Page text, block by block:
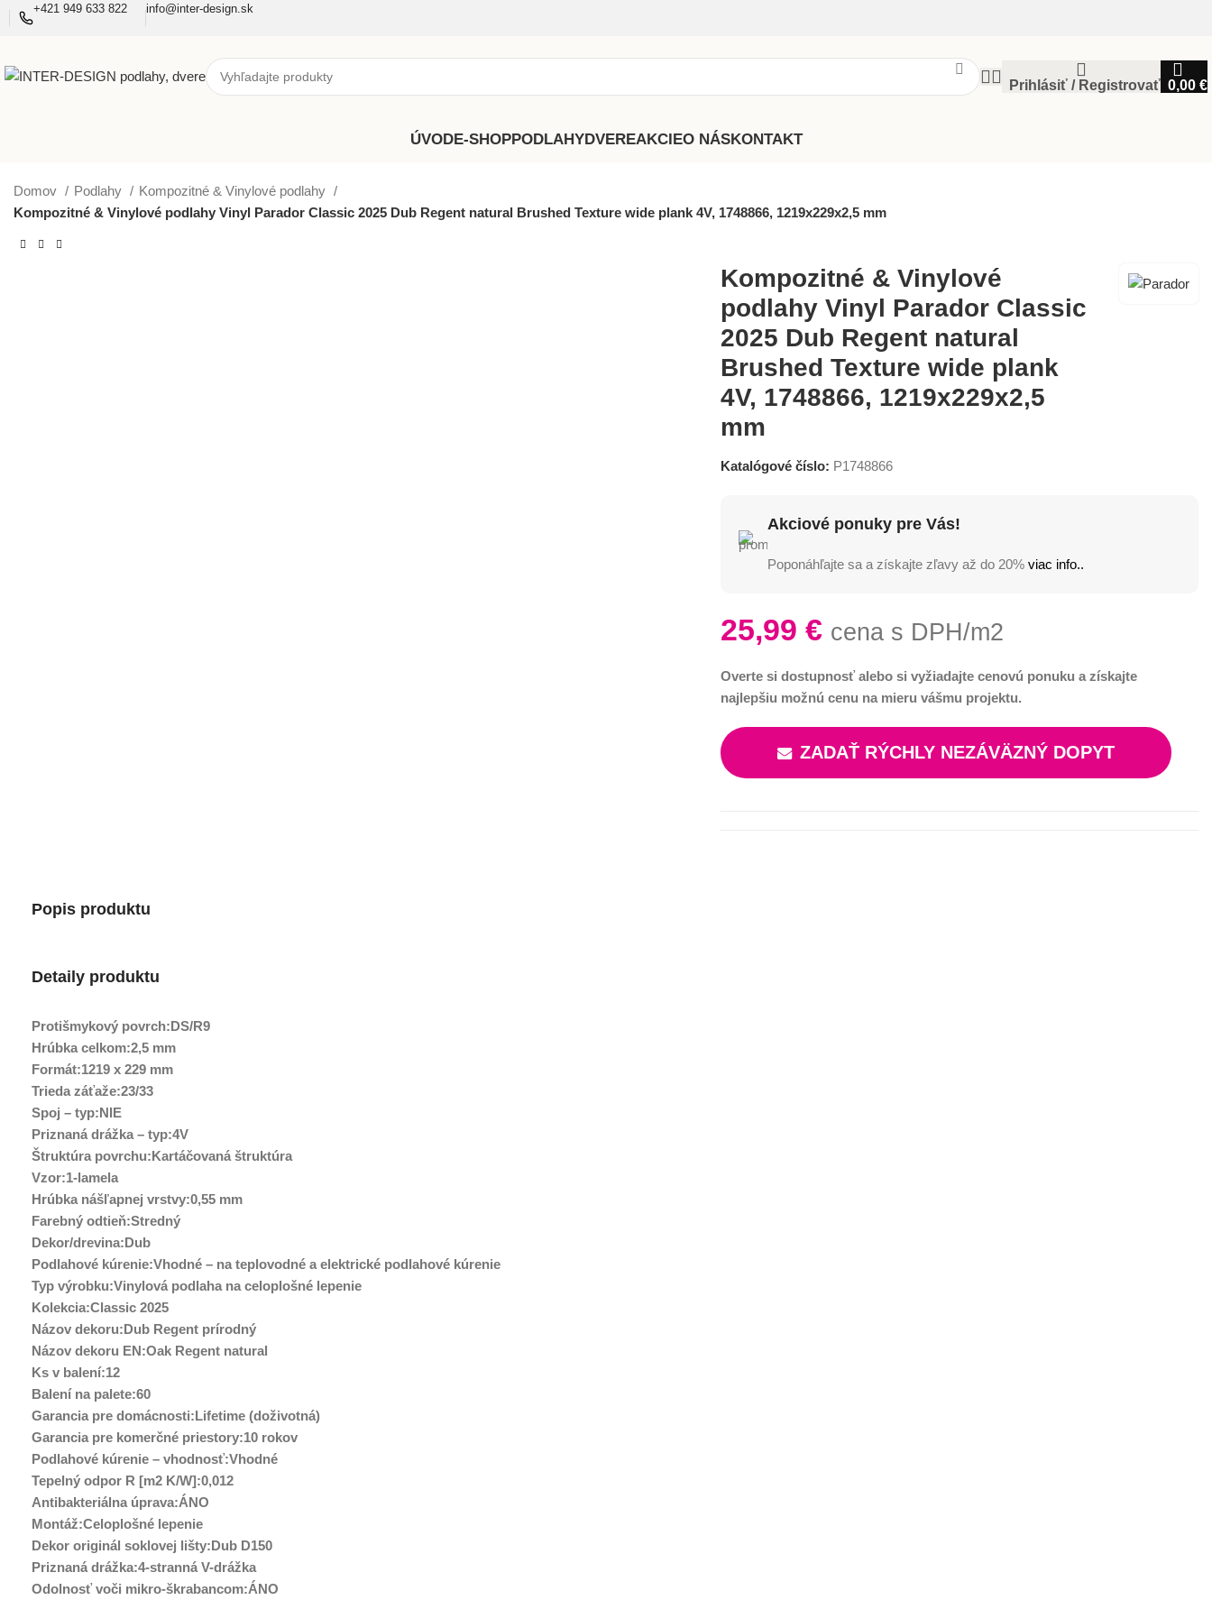
+421 949 633 822 info@inter-design.sk
Prihlásiť / Registrovať 0,00 €
ÚVODE-SHOPPODLAHYDVEREAKCIEO NÁSKONTAKT
Domov Podlahy
Kompozitné & Vinylové podlahy
Kompozitné & Vinylové podlahy Vinyl Parador Classic 2025 Dub Regent natural Brushed Texture wide plank 4V, 1748866, 1219x229x2,5 mm
Kompozitné & Vinylové
podlahy Vinyl Parador Classic
2025 Dub Regent natural
Brushed Texture wide plank
4V, 1748866, 1219x229x2,5
mm
Katalógové číslo: P1748866
Akciové ponuky pre Vás!
Poponáhľajte sa a získajte zľavy až do 20% viac info..
25,99 € cena s DPH/m2
Overte si dostupnosť alebo si vyžiadajte cenovú ponuku a získajte
najlepšiu možnú cenu na mieru vášmu projektu.
ZADAŤ RÝCHLY NEZÁVÄZNÝ DOPYT
Popis produktu
Detaily produktu
Protišmykový povrch:DS/R9
Hrúbka celkom:2,5 mm
Formát:1219 x 229 mm
Trieda záťaže:23/33
Spoj – typ:NIE
Priznaná drážka – typ:4V
Štruktúra povrchu:Kartáčovaná štruktúra
Vzor:1-lamela
Hrúbka nášľapnej vrstvy:0,55 mm
Farebný odtieň:Stredný
Dekor/drevina:Dub
Podlahové kúrenie:Vhodné – na teplovodné a elektrické podlahové kúrenie
Typ výrobku:Vinylová podlaha na celoplošné lepenie
Kolekcia:Classic 2025
Názov dekoru:Dub Regent prírodný
Názov dekoru EN:Oak Regent natural
Ks v balení:12
Balení na palete:60
Garancia pre domácnosti:Lifetime (doživotná)
Garancia pre komerčné priestory:10 rokov
Podlahové kúrenie – vhodnosť:Vhodné
Tepelný odpor R [m2 K/W]:0,012
Antibakteriálna úprava:ÁNO
Montáž:Celoplošné lepenie
Dekor originál soklovej lišty:Dub D150
Priznaná drážka:4-stranná V-drážka
Odolnosť voči mikro-škrabancom:ÁNO